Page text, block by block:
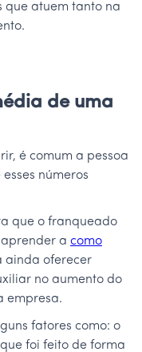
que atuem tanto na
de uma
é comum a pessoa
números
que o franqueado
a como
ainda oferecer
no aumento do
empresa.
fatores como: o
foi feito de forma